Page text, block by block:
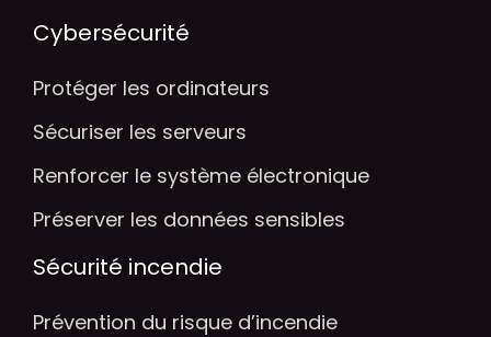
Cybersécurité
Protéger les ordinateurs
Sécuriser les serveurs
Renforcer le système électronique
Préserver les données sensibles
Sécurité incendie
Prévention du risque d’incendie